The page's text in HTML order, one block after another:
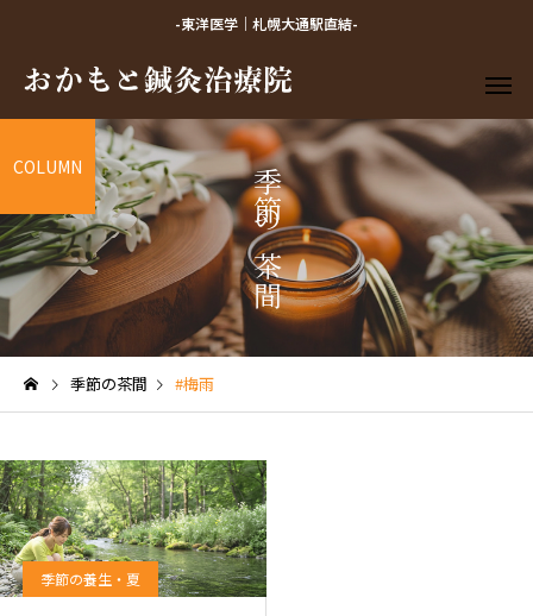
-東洋医学｜札幌大通駅直結-
季節の茶間
COLUMN
季節の茶間 #梅雨
季節の養生・夏